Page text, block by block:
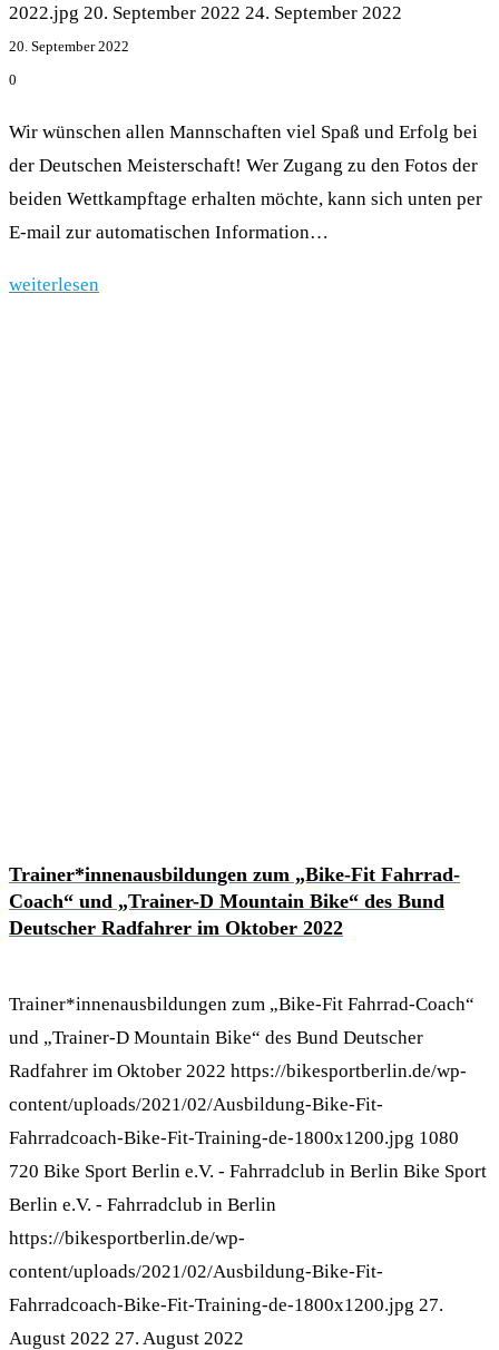
2022.jpg 20. September 2022 24. September 2022
20. September 2022
0
Wir wünschen allen Mannschaften viel Spaß und Erfolg bei
der Deutschen Meisterschaft! Wer Zugang zu den Fotos der
beiden Wettkampftage erhalten möchte, kann sich unten per
E-mail zur automatischen Information…
weiterlesen
Trainer*innenausbildungen zum „Bike-Fit Fahrrad-
Coach“ und „Trainer-D Mountain Bike“ des Bund
Deutscher Radfahrer im Oktober 2022
Trainer*innenausbildungen zum „Bike-Fit Fahrrad-Coach“
und „Trainer-D Mountain Bike“ des Bund Deutscher
Radfahrer im Oktober 2022 https://bikesportberlin.de/wp-
content/uploads/2021/02/Ausbildung-Bike-Fit-
Fahrradcoach-Bike-Fit-Training-de-1800x1200.jpg 1080
720 Bike Sport Berlin e.V. - Fahrradclub in Berlin Bike Sport
Berlin e.V. - Fahrradclub in Berlin
https://bikesportberlin.de/wp-
content/uploads/2021/02/Ausbildung-Bike-Fit-
Fahrradcoach-Bike-Fit-Training-de-1800x1200.jpg 27.
August 2022 27. August 2022